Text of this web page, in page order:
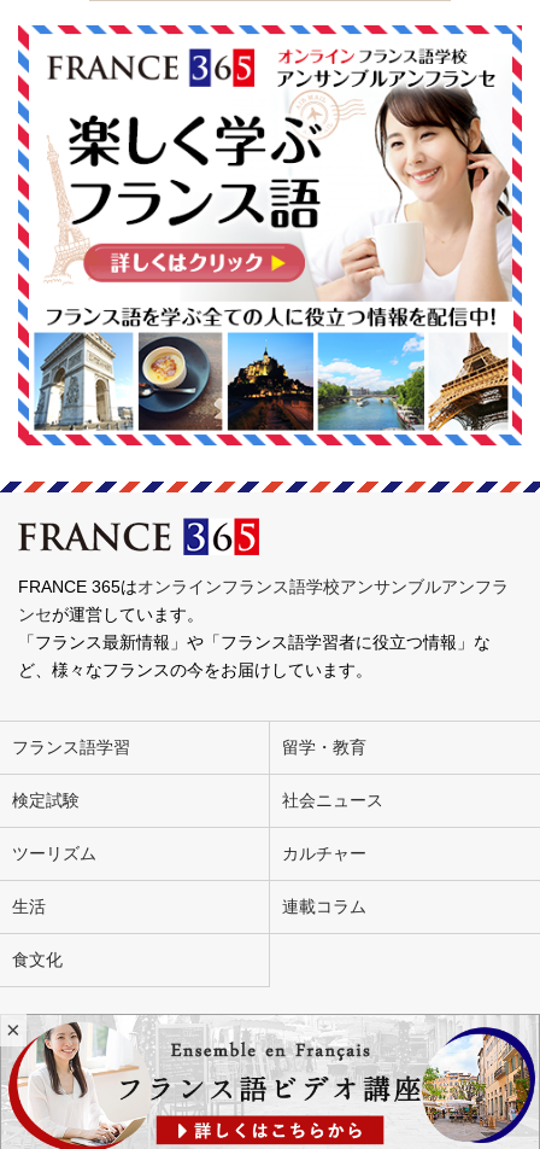
FRANCE 365はオンラインフランス語学校アンサンブルアンフラ
ンセが運営しています。
「フランス最新情報」や「フランス語学習者に役立つ情報」な
ど、様々なフランスの今をお届けしています。
フランス語学習 留学・教育
検定試験 社会ニュース
ツーリズム カルチャー
生活 連載コラム
食文化
会社概要 お問い合わせ 広告掲載 ライター募集
個人情報の取り扱いについて
Copyright Ensemble en Français. All Rights Reserved.
×